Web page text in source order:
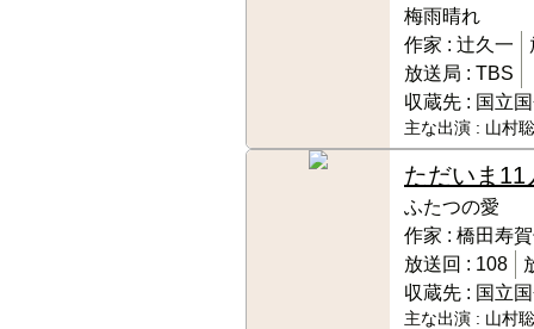
梅雨晴れ
作家 : 辻久一
放送局 : TBS
収蔵先 : 国立
主な出演 : 山村
ただいま11
ふたつの愛
作家 : 橋田寿
放送回 : 108
収蔵先 : 国立
主な出演 : 山村